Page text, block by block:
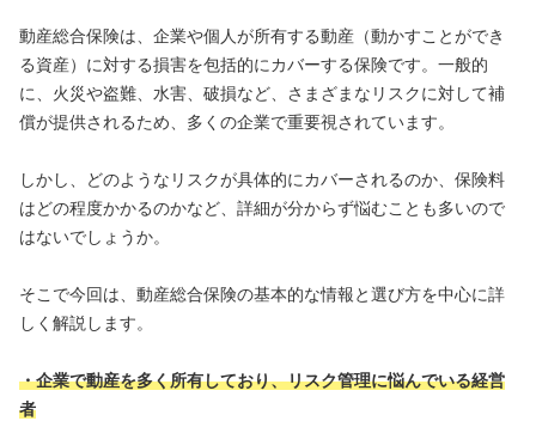
動産総合保険は、企業や個人が所有する動産（動かすことができ
る資産）に対する損害を包括的にカバーする保険です。一般的
に、火災や盗難、水害、破損など、さまざまなリスクに対して補
償が提供されるため、多くの企業で重要視されています。
しかし、どのようなリスクが具体的にカバーされるのか、保険料
はどの程度かかるのかなど、詳細が分からず悩むことも多いので
はないでしょうか。
そこで今回は、動産総合保険の基本的な情報と選び方を中心に詳
しく解説します。
・企業で動産を多く所有しており、リスク管理に悩んでいる経営
者